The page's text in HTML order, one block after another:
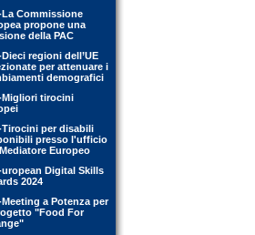
La Commissione
propone una
della PAC
Dieci regioni dell’UE
per attenuare i
demografici
Migliori tirocini
Tirocini per disabili
presso l'ufficio
Europeo
uropean Digital Skills
2024
Meeting a Potenza per
"Food For